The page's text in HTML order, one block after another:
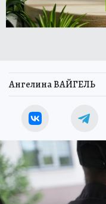
Ангелина ВАЙГЕЛЬ